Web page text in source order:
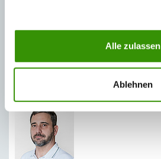
Alle zulassen
Ablehnen
Katalog výrobků Austrotherm
REGIONÁLNÍ ZASTOUPENÍ